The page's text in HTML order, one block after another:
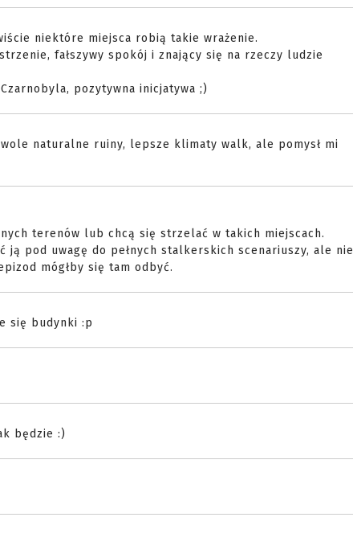
niektóre miejsca robią takie wrażenie.
fałszywy spokój i znający się na rzeczy ludzie
pozytywna inicjatywa ;)
naturalne ruiny, lepsze klimaty walk, ale pomysł mi
terenów lub chcą się strzelać w takich miejscach.
ją pod uwagę do pełnych stalkerskich scenariuszy, ale nie
mógłby się tam odbyć.
się budynki :p
będzie :)